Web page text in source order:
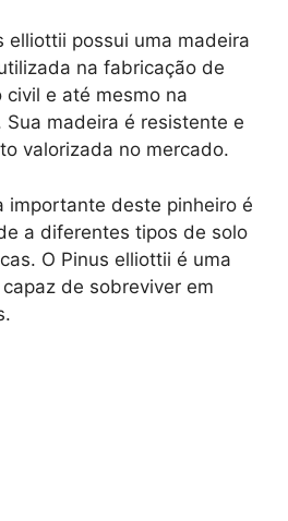
elliottii possui uma madeira
na fabricação de
civil e até mesmo na
madeira é resistente e
valorizada no mercado.
importante deste pinheiro é
a diferentes tipos de solo
O Pinus elliottii é uma
de sobreviver em